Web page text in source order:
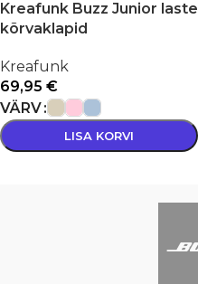
Kreafunk Buzz Junior laste
kõrvaklapid
Kreafunk
69,95 €
VÄRV
LISA KORVI